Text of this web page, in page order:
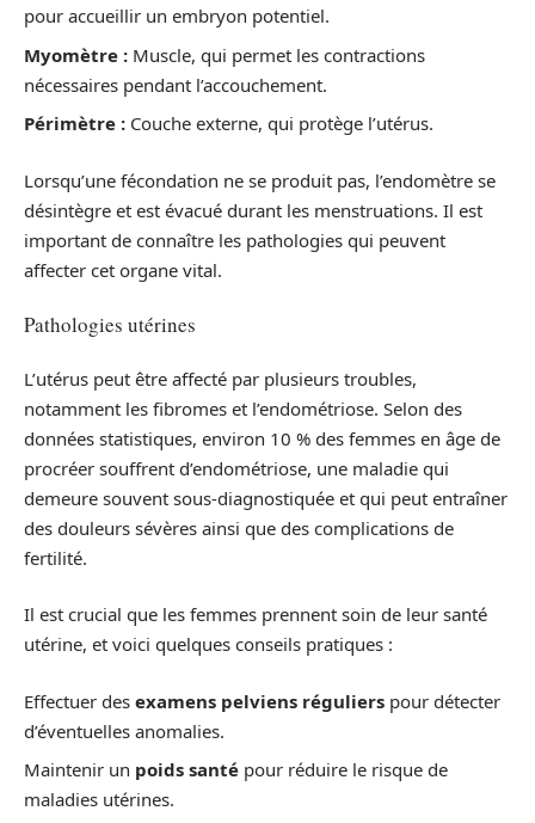
pour accueillir un embryon potentiel.
Myomètre : Muscle, qui permet les contractions
nécessaires pendant l’accouchement.
Périmètre : Couche externe, qui protège l’utérus.
Lorsqu’une fécondation ne se produit pas, l’endomètre se
désintègre et est évacué durant les menstruations. Il est
important de connaître les pathologies qui peuvent
affecter cet organe vital.
Pathologies utérines
L’utérus peut être affecté par plusieurs troubles,
notamment les fibromes et l’endométriose. Selon des
données statistiques, environ 10 % des femmes en âge de
procréer souffrent d’endométriose, une maladie qui
demeure souvent sous-diagnostiquée et qui peut entraîner
des douleurs sévères ainsi que des complications de
fertilité.
Il est crucial que les femmes prennent soin de leur santé
utérine, et voici quelques conseils pratiques :
Effectuer des examens pelviens réguliers pour détecter
d’éventuelles anomalies.
Maintenir un poids santé pour réduire le risque de
maladies utérines.